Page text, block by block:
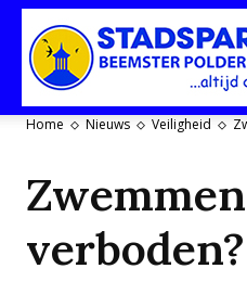
Home Nieuws Veiligheid
verboden?